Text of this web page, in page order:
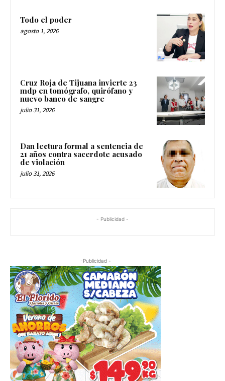
Todo el poder
agosto 1, 2026
Cruz Roja de Tijuana invierte 23
mdp en tomógrafo, quirófano y
nuevo banco de sangre
julio 31, 2026
Dan lectura formal a sentencia de
21 años contra sacerdote acusado
de violación
julio 31, 2026
- Publicidad -
-Publicidad -